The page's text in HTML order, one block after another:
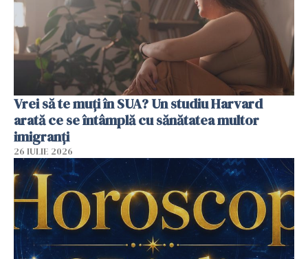
Vrei să te muți în SUA? Un studiu Harvard
arată ce se întâmplă cu sănătatea multor
imigranți
26 IULIE 2026